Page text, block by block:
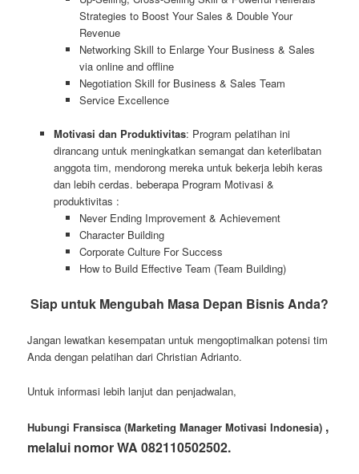
Strategies to Boost Your Sales & Double Your
Revenue
Networking Skill to Enlarge Your Business & Sales
via online and offline
Negotiation Skill for Business & Sales Team
Service Excellence
Motivasi dan Produktivitas: Program pelatihan ini
dirancang untuk meningkatkan semangat dan keterlibatan
anggota tim, mendorong mereka untuk bekerja lebih keras
dan lebih cerdas. beberapa Program Motivasi &
produktivitas :
Never Ending Improvement & Achievement
Character Building
Corporate Culture For Success
How to Build Effective Team (Team Building)
Siap untuk Mengubah Masa Depan Bisnis Anda?
Jangan lewatkan kesempatan untuk mengoptimalkan potensi tim
Anda dengan pelatihan dari Christian Adrianto.
Untuk informasi lebih lanjut dan penjadwalan,
Hubungi Fransisca (Marketing Manager Motivasi Indonesia) ,
melalui nomor WA 082110502502.